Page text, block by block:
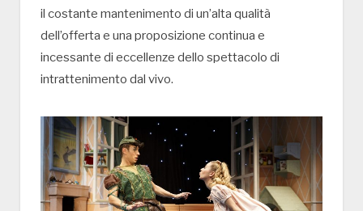
il costante mantenimento di un’alta qualità
dell’offerta e una proposizione continua e
incessante di eccellenze dello spettacolo di
intrattenimento dal vivo.